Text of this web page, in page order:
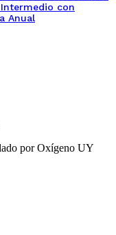
con
Anual
por Oxígeno UY